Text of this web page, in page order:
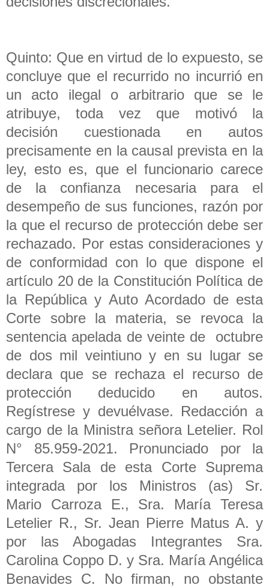
Quinto: Que en virtud de lo expuesto, se
concluye que el recurrido no incurrió en
un acto ilegal o arbitrario que se le
atribuye, toda vez que motivó la
decisión cuestionada en autos
precisamente en la causal prevista en la
ley, esto es, que el funcionario carece
de la confianza necesaria para el
desempeño de sus funciones, razón por
la que el recurso de protección debe ser
rechazado. Por estas consideraciones y
de conformidad con lo que dispone el
artículo 20 de la Constitución Política de
la República y Auto Acordado de esta
Corte sobre la materia, se revoca la
sentencia apelada de veinte de octubre
de dos mil veintiuno y en su lugar se
declara que se rechaza el recurso de
protección deducido en autos.
Regístrese y devuélvase. Redacción a
cargo de la Ministra señora Letelier. Rol
N° 85.959-2021. Pronunciado por la
Tercera Sala de esta Corte Suprema
integrada por los Ministros (as) Sr.
Mario Carroza E., Sra. María Teresa
Letelier R., Sr. Jean Pierre Matus A. y
por las Abogadas Integrantes Sra.
Carolina Coppo D. y Sra. María Angélica
Benavides C. No firman, no obstante